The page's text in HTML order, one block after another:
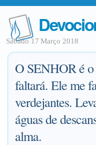
Sábado 17 Março 2018
O SENHOR é
faltará. Ele me
verdejantes.
águas de
alma.